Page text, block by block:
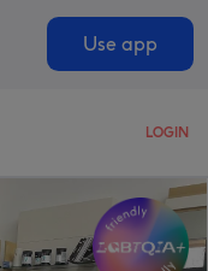
Use app
LOGIN